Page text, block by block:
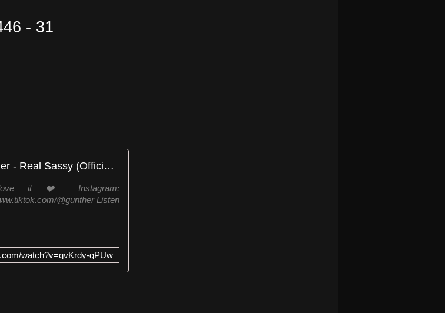
- 31
Günther - Real Sassy (Official Music Video)
it ❤️ Instagram:
@gunther Listen
watch?v=qvKrdy-gPUw